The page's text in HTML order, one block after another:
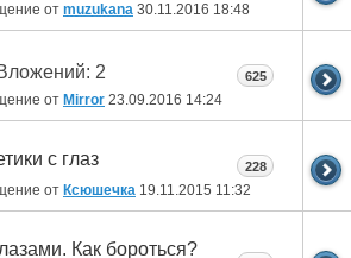
от muzukana 30.11.2016 18:48
от Mirror 23.09.2016 14:24
625
с глаз
от Ксюшечка 19.11.2015 11:32
228
Как бороться?